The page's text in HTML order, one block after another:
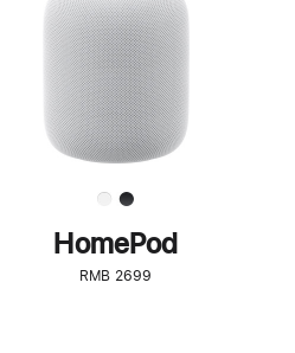
了
解
HomePod<
HomePod
RMB 2699